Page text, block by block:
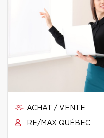
ACHAT / VENTE
RE/MAX QUÉBEC